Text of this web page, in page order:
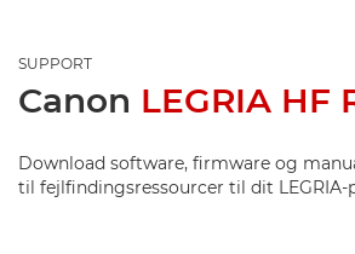
SUPPORT
Canon LEGRIA HF
Download software, firmware og
til fejlfindingsressourcer til dit LEGRIA-